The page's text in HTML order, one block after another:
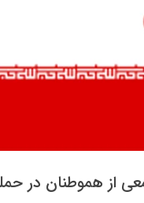
از هموطنان در